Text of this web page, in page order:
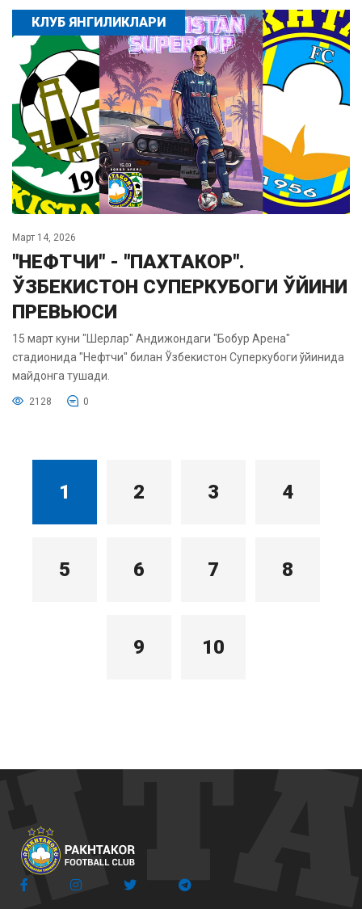
КЛУБ ЯНГИЛИКЛАРИ
Март 14, 2026
"НЕФТЧИ" - "ПАХТАКОР".
ЎЗБЕКИСТОН СУПЕРКУБОГИ ЎЙИНИ
ПРЕВЬЮСИ
15 март куни "Шерлар" Андижондаги "Бобур Арена"
стадионида "Нефтчи" билан Ўзбекистон Суперкубоги ўйинида
майдонга тушади.
2128 0
1 2 3 4
5 6 7 8
9 10